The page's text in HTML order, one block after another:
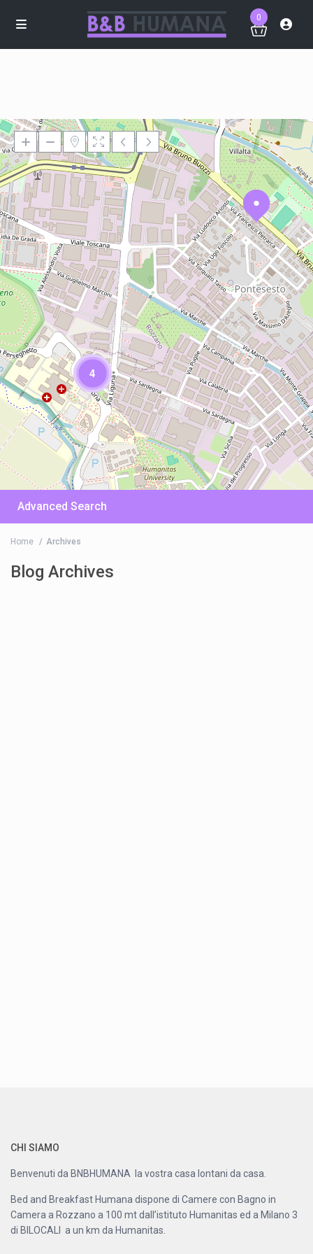
0
4
Loading Maps
Advanced Search
Home Archives
Blog Archives
CHI SIAMO
Benvenuti da BNBHUMANA la vostra casa lontani da casa.
Bed and Breakfast Humana dispone di Camere con Bagno in
Camera a Rozzano a 100 mt dall’istituto Humanitas ed a Milano 3
di BILOCALI a un km da Humanitas.